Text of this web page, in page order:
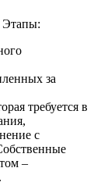
Этапы:
за
требуется в
с
–